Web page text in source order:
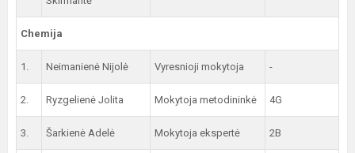
Chemija
1. Neimanienė Nijolė Vyresnioji mokytoja -
2. Ryzgelienė Jolita Mokytoja metodininkė 4G
3. Šarkienė Adelė Mokytoja ekspertė 2B